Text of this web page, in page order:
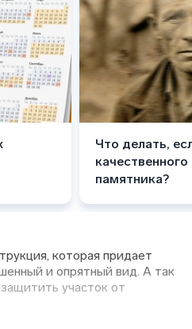
Что делать,
памятника?
которая придает
и опрятный вид. А так
участок от